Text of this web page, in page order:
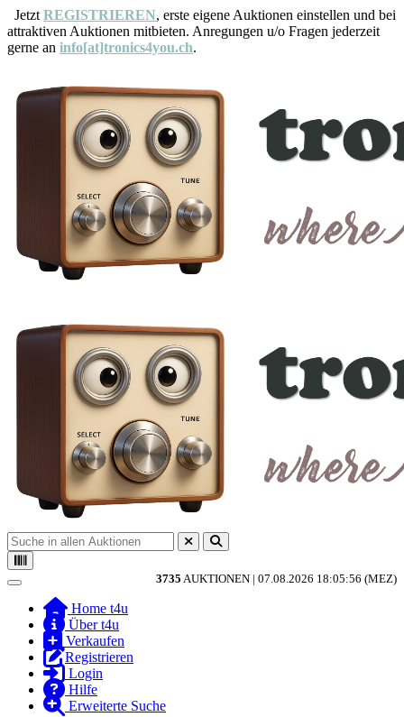
Jetzt REGISTRIEREN, erste eigene Auktionen einstellen und bei
attraktiven Auktionen mitbieten. Anregungen u/o Fragen jederzeit
gerne an info[at]tronics4you.ch.
3735 AUKTIONEN | 07.08.2026 18:05:56 (MEZ)
Toggle navigation
Home t4u
Über t4u
Verkaufen
Registrieren
Login
Hilfe
Erweiterte Suche